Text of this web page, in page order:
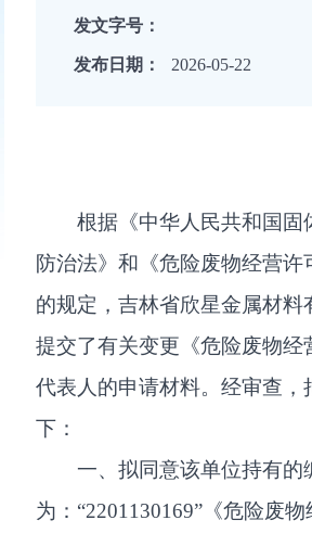
发文字号：
发布日期： 2026-05-22
根据《中华人民共和国固
防治法》和《危险废物经营许
的规定，吉林省欣星金属材料
提交了有关变更《危险废物经
代表人的申请材料。经审查，
下：
一、拟同意该单位持有的
为：“2201130169”《危险废物